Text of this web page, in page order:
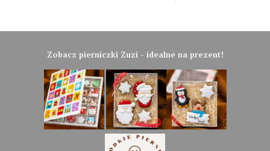
Zobacz pierniczki Zuzi - idealne na prezent!